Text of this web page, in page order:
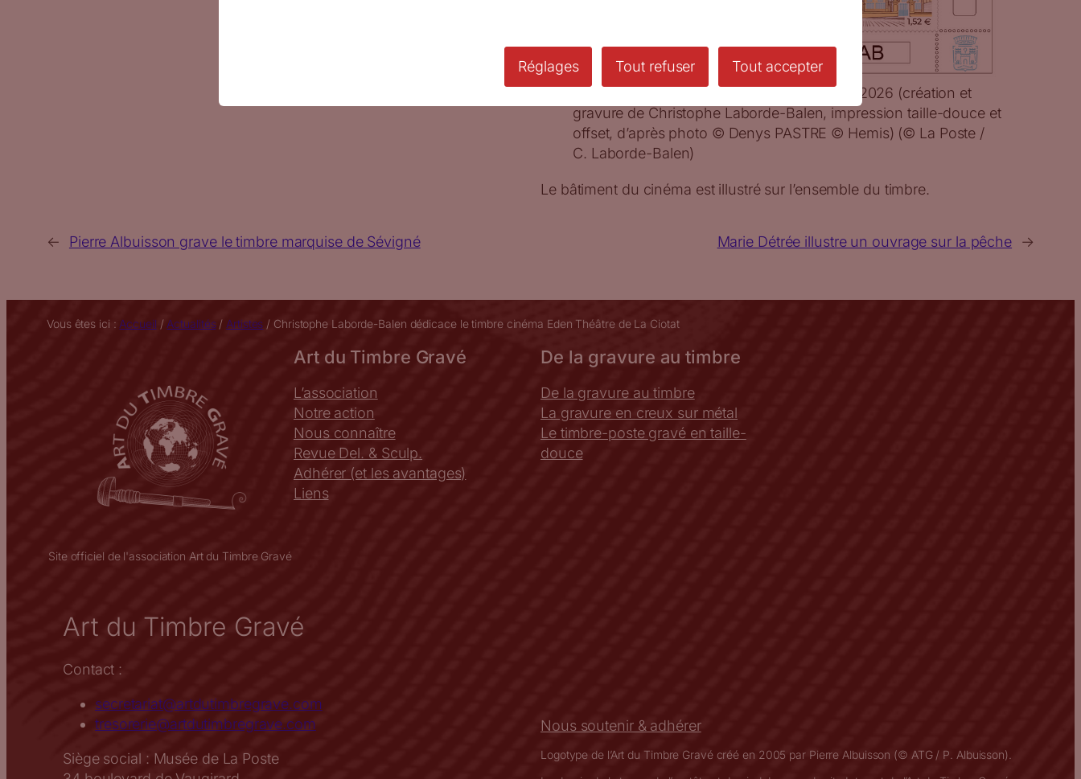
Feuille de 10 timbres cinéma Eden Théâtre, 2026 (création et
gravure de Christophe Laborde-Balen, impression taille-douce et
offset, d’après photo © Denys PASTRE © Hemis) (© La Poste /
C. Laborde-Balen)
Le bâtiment du cinéma est illustré sur l’ensemble du timbre.
← Pierre Albuisson grave le timbre marquise de Sévigné Marie Détrée illustre un ouvrage sur la pêche →
Vous êtes ici : Accueil / Actualités/ Artistes / Christophe Laborde-Balen dédicace le timbre cinéma Eden Théâtre de La Ciotat
Site officiel de l'association Art du Timbre Gravé
Art du Timbre Gravé
L’association
Notre action
Nous connaître
Revue Del. & Sculp.
Adhérer (et les avantages)
Liens
De la gravure au timbre
De la gravure au timbre
La gravure en creux sur métal
Le timbre-poste gravé en taille-
douce
Art du Timbre Gravé
Contact :
secretariat@artdutimbregrave.com
tresorerie@artdutimbregrave.com
Siège social : Musée de La Poste
Nous soutenir & adhérer
Logotype de l’Art du Timbre Gravé créé en 2005 par Pierre Albuisson (© ATG / P. Albuisson).
Réglages Tout refuser Tout accepter